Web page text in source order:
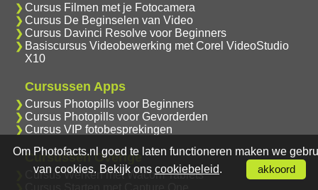
Cursus Filmen met je Fotocamera
Cursus De Beginselen van Video
Cursus Davinci Resolve voor Beginners
Basiscursus Videobewerking met Corel VideoStudio
X10
Cursussen Apps
Cursus Photopills voor Beginners
Cursus Photopills voor Gevorderden
Cursus VIP fotobesprekingen
Cursussen Overige
Cursus Werken met Wacom Tablets
Om Photofacts.nl goed te laten functioneren maken we
van cookies. Bekijk ons cookiebeleid. akkoord